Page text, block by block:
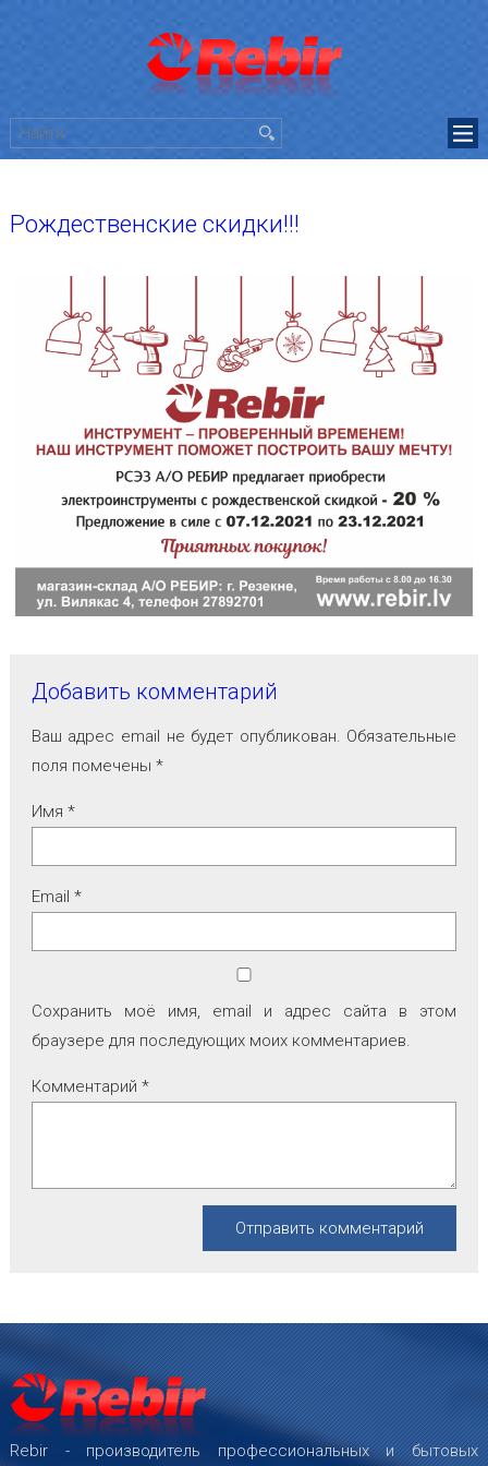
Рождественские скидки!!!
Добавить комментарий
Ваш адрес email не будет опубликован. Обязательные
поля помечены *
Имя *
Email *
Сохранить моё имя, email и адрес сайта в этом
браузере для последующих моих комментариев.
Комментарий *
Rebir - производитель профессиональных и бытовых